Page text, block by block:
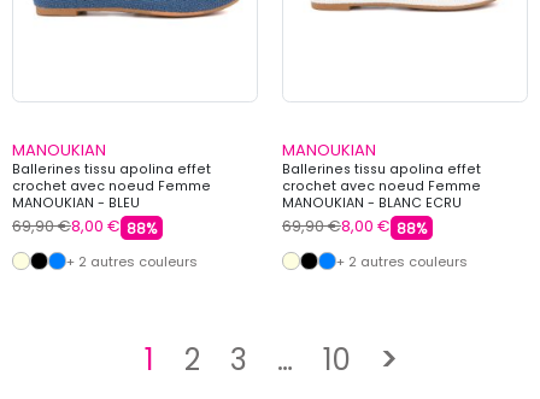
MANOUKIAN
Ballerines tissu apolina effet
crochet avec noeud Femme
MANOUKIAN - BLEU
69,90 €8,00 € 88%
+ 2 autres couleurs
MANOUKIAN
Ballerines tissu apolina effet
crochet avec noeud Femme
MANOUKIAN - BLANC ECRU
69,90 €8,00 € 88%
+ 2 autres couleurs
1 2 3 … 10 >Suivant